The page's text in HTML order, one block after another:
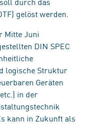
gelöst werden.
Mitte Juni
DIN SPEC
logische Struktur
Geräten
in der
kann in Zukunft als